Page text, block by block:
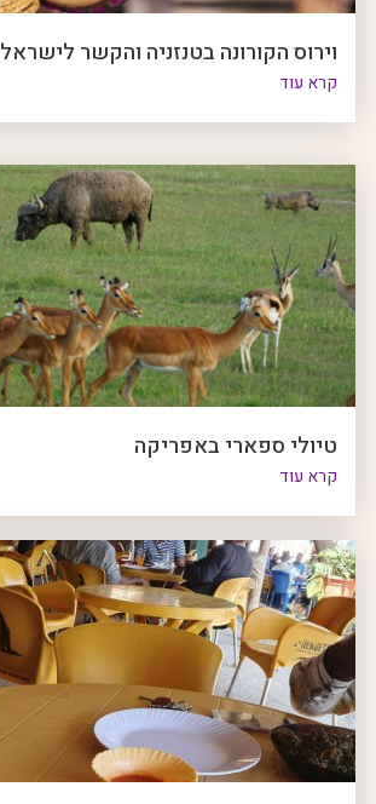
וירוס הקורונה בטנזניה והקשר לישראל
קרא עוד
טיולי ספארי באפריקה
קרא עוד